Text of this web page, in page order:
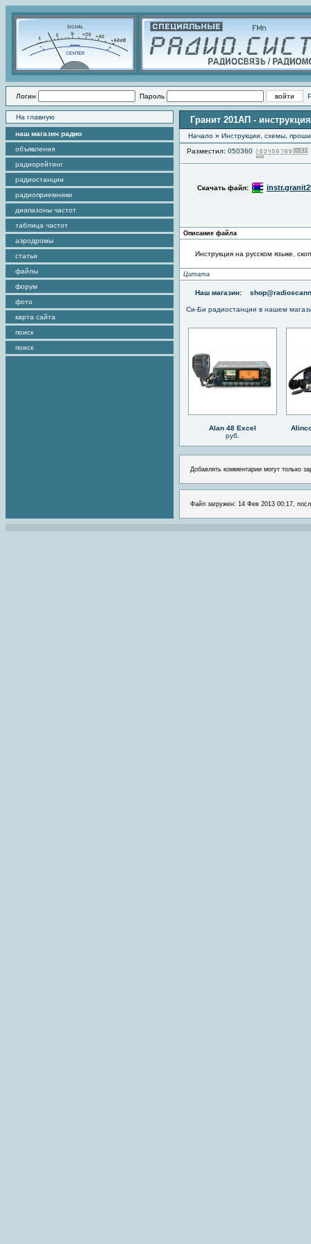
Логин Пароль
На главную
наш магазин радио
объявления
радиорейтинг
радиостанции
радиоприемники
диапазоны частот
таблица частот
аэродромы
статьи
файлы
форум
фото
карта сайта
поиск
поиск
Гранит 201АП - инструкция
Начало » Инструкции, схемы,
Разместил: 050360
Скачать файл:
Описание файла
Инструкция на русском языке,
Цитата
Наш магазин:
Си-Би радиостанции в нашем
Alan 48 Excel
руб.
Добавлять комментарии могут только
Файл загружен: 14 Фев 2013 00:17,